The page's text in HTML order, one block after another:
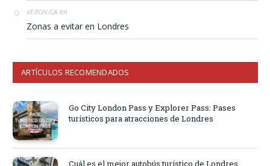
VERONICA en
Zonas a evitar en Londres
ARTÍCULOS RECOMENDADOS
Go City London Pass y Explorer Pass: Pases
turísticos para atracciones de Londres
Cuál es el mejor autobús turístico de Londres